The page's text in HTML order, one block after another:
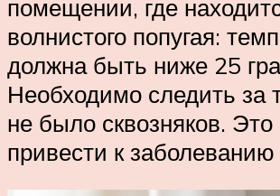
помещении, где
волнистого попугая:
должна быть ниже 25
Необходимо следить за
не было сквозняков.
привести к